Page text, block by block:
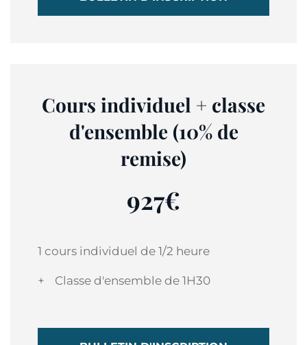
Cours individuel + classe
d'ensemble (10% de
remise)
927€
1 cours individuel de 1/2 heure
+ Classe d'ensemble de 1H30